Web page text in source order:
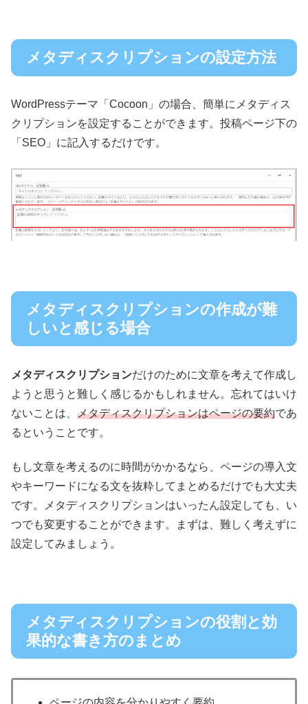
メタディスクリプションの設定方法
WordPressテーマ「Cocoon」の場合、簡単にメタディス
クリプションを設定することができます。投稿ページ下の
「SEO」に記入するだけです。
メタディスクリプションの作成が難
しいと感じる場合
メタディスクリプションだけのために文章を考えて作成し
ようと思うと難しく感じるかもしれません。忘れてはいけ
ないことは、 メタディスクリプションはページの要約であ
るということです。
もし文章を考えるのに時間がかかるなら、ページの導入文
やキーワードになる文を抜粋してまとめるだけでも大丈夫
です。メタディスクリプションはいったん設定しても、い
つでも変更することができます。まずは、難しく考えずに
設定してみましょう。
メタディスクリプションの役割と効
果的な書き方のまとめ